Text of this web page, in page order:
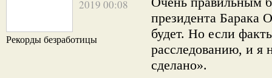
2019 00:08
Рекорды безработицы
президента Барака
будет. Но если
расследованию, и я
сделано».